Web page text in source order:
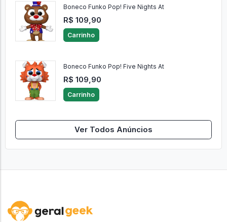
Boneco Funko Pop! Five Nights At
R$ 109,90
Carrinho
Boneco Funko Pop! Five Nights At
R$ 109,90
Carrinho
Ver Todos Anúncios